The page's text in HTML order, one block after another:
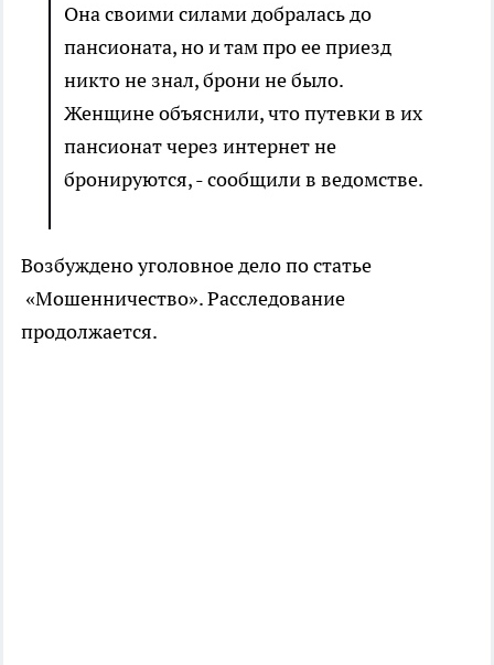
Она своими силами добралась до
пансионата, но и там про ее приезд
никто не знал, брони не было.
Женщине объяснили, что путевки в их
пансионат через интернет не
бронируются, - сообщили в ведомстве.
Возбуждено уголовное дело по статье
«Мошенничество». Расследование
продолжается.